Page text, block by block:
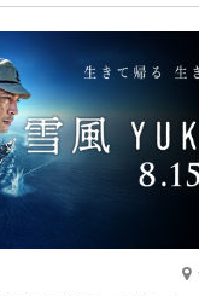
売いたします。